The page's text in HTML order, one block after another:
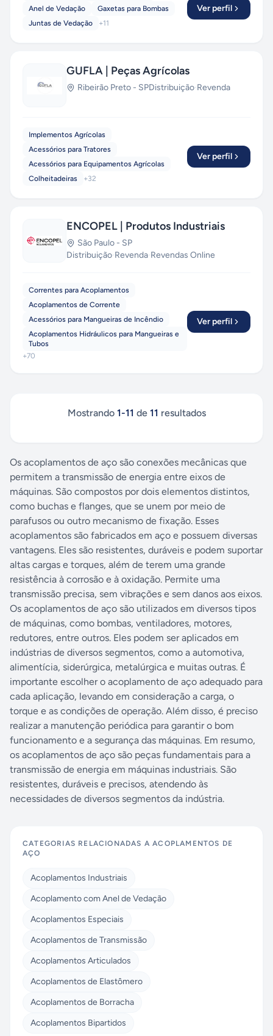
Anel de Vedação
Gaxetas para Bombas
Juntas de Vedação
+11
Ver perfil
GUFLA | Peças Agrícolas
Ribeirão Preto - SPDistribuição·Revenda
Implementos Agrícolas
Acessórios para Tratores
Acessórios para Equipamentos Agrícolas
Colheitadeiras
+32
Ver perfil
ENCOPEL | Produtos Industriais
São Paulo - SP
Distribuição·Revenda·Revendas Online
Correntes para Acoplamentos
Acoplamentos de Corrente
Acessórios para Mangueiras de Incêndio
Acoplamentos Hidráulicos para Mangueiras e
Tubos
+70
Ver perfil
Mostrando 1-11 de 11 resultados
Os acoplamentos de aço são conexões mecânicas que
permitem a transmissão de energia entre eixos de
máquinas. São compostos por dois elementos distintos,
como buchas e flanges, que se unem por meio de
parafusos ou outro mecanismo de fixação. Esses
acoplamentos são fabricados em aço e possuem diversas
vantagens. Eles são resistentes, duráveis e podem suportar
altas cargas e torques, além de terem uma grande
resistência à corrosão e à oxidação. Permite uma
transmissão precisa, sem vibrações e sem danos aos eixos.
Os acoplamentos de aço são utilizados em diversos tipos
de máquinas, como bombas, ventiladores, motores,
redutores, entre outros. Eles podem ser aplicados em
indústrias de diversos segmentos, como a automotiva,
alimentícia, siderúrgica, metalúrgica e muitas outras. É
importante escolher o acoplamento de aço adequado para
cada aplicação, levando em consideração a carga, o
torque e as condições de operação. Além disso, é preciso
realizar a manutenção periódica para garantir o bom
funcionamento e a segurança das máquinas. Em resumo,
os acoplamentos de aço são peças fundamentais para a
transmissão de energia em máquinas industriais. São
resistentes, duráveis e precisos, atendendo às
necessidades de diversos segmentos da indústria.
CATEGORIAS RELACIONADAS AACOPLAMENTOS DE
AÇO
Acoplamentos Industriais
Acoplamento com Anel de Vedação
Acoplamentos Especiais
Acoplamentos de Transmissão
Acoplamentos Articulados
Acoplamentos de Elastômero
Acoplamentos de Borracha
Acoplamentos Bipartidos